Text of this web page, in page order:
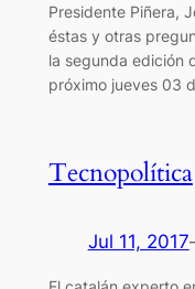
Presidente Piñera,
éstas y otras
la segunda edición
próximo jueves 03
Tecnopolítica
Jul 11, 2017